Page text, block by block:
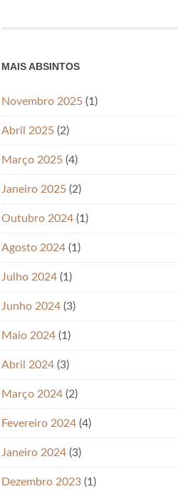
MAIS ABSINTOS
Novembro 2025 (1)
Abril 2025 (2)
Março 2025 (4)
Janeiro 2025 (2)
Outubro 2024 (1)
Agosto 2024 (1)
Julho 2024 (1)
Junho 2024 (3)
Maio 2024 (1)
Abril 2024 (3)
Março 2024 (2)
Fevereiro 2024 (4)
Janeiro 2024 (3)
Dezembro 2023 (1)